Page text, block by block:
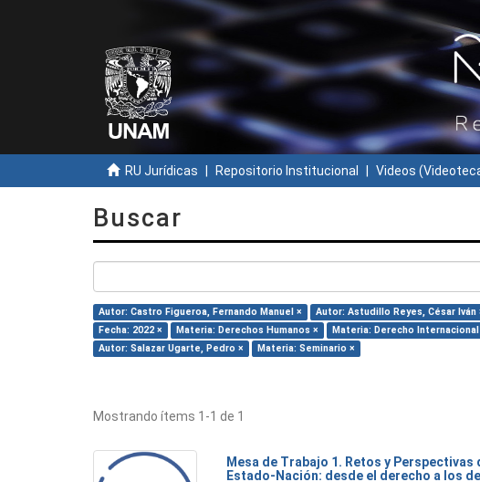
RU Jurídicas Repositorio Institucional Videos
Buscar
Autor: Castro Figueroa, Fernando Manuel × Autor: Astudillo Reyes, César Iván
Fecha: 2022 ×
Materia: Derechos Humanos × Materia: Derecho Internacional
Autor: Salazar Ugarte, Pedro ×
Materia: Seminario ×
Mostrando ítems 1-1 de 1
Mesa de Trabajo 1. Retos y Perspectivas
Estado-Nación: desde el derecho a los